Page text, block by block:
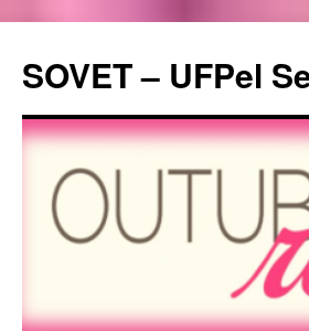
o
conteúdo
SOVET – UFPel